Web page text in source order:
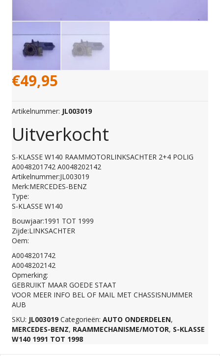
€49,95
Artikelnummer: JL003019
Uitverkocht
S-KLASSE W140 RAAMMOTORLINKSACHTER 2+4 POLIG
A0048201742 A0048202142
Artikelnummer:JL003019
Merk:MERCEDES-BENZ
Type:
S-KLASSE W140
Bouwjaar:1991 TOT 1999
Zijde:LINKSACHTER
Oem:
A0048201742
A0048202142
Opmerking:
GEBRUIKT MAAR GOEDE STAAT
VOOR MEER INFO BEL OF MAIL MET CHASSISNUMMER
AUB
SKU: JL003019 Categorieën: AUTO ONDERDELEN,
MERCEDES-BENZ, RAAMMECHANISME/MOTOR, S-KLASSE
W140 1991 TOT 1998